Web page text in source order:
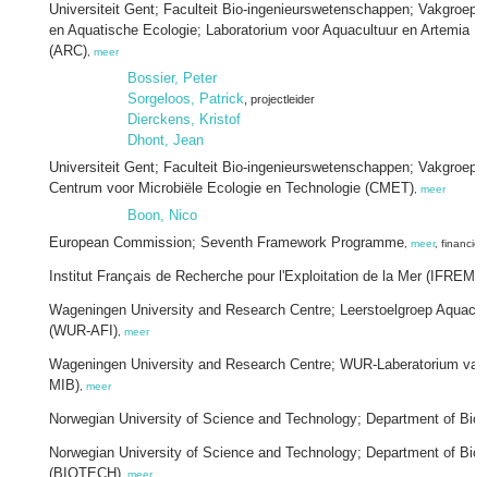
Universiteit Gent; Faculteit Bio-ingenieurswetenschappen; Vakgroep
en Aquatische Ecologie; Laboratorium voor Aquacultuur en Artemia
(ARC) meer
Bossier, Peter
Sorgeloos, Patrick , projectleider
Dierckens, Kristof
Dhont, Jean
Universiteit Gent; Faculteit Bio-ingenieurswetenschappen; Vakgroep
Centrum voor Microbiële Ecologie en Technologie (CMET) meer
Boon, Nico
European Commission; Seventh Framework Programme meer, financier
Institut Français de Recherche pour l'Exploitation de la Mer
Wageningen University and Research Centre; Leerstoelgroep
(WUR-AFI) meer
Wageningen University and Research Centre; WUR-Laberatorium
MIB) meer
Norwegian University of Science and Technology; Department of
Norwegian University of Science and Technology; Department of
(BIOTECH) meer